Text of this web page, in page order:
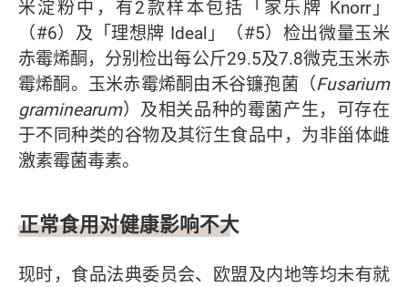
米淀粉中，有2款样本包括「家乐牌 Knorr」
（#6）及「理想牌 Ideal」（#5）检出微量玉米
赤霉烯酮，分别检出每公斤29.5及7.8微克玉米赤
霉烯酮。玉米赤霉烯酮由禾谷镰孢菌（Fusarium
graminearum）及相关品种的霉菌产生，可存在
于不同种类的谷物及其衍生食品中，为非甾体雌
激素霉菌毒素。
正常食用对健康影响不大
现时，食品法典委员会、欧盟及内地等均未有就